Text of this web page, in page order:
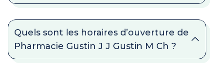
Quels sont les horaires d’ouverture de
Pharmacie Gustin J J Gustin M Ch ?